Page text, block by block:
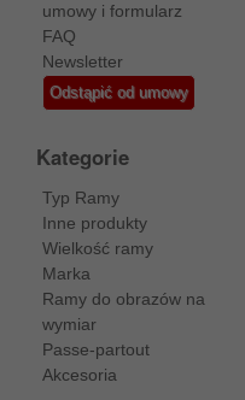
umowy i formularz
FAQ
Newsletter
Odstąpić od umowy
Kategorie
Typ Ramy
Inne produkty
Wielkość ramy
Marka
Ramy do obrazów na
wymiar
Passe-partout
Akcesoria